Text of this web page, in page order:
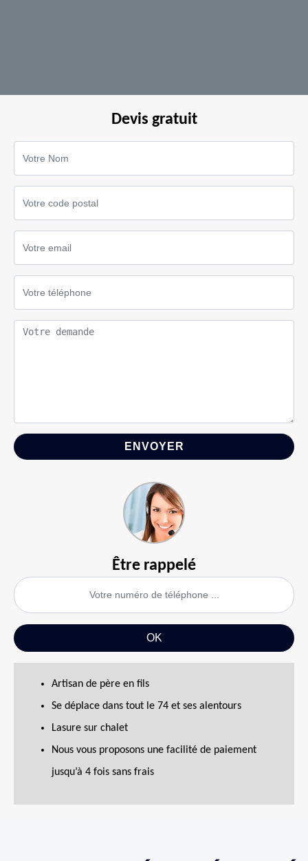
Devis gratuit
Être rappelé
Artisan de père en fils
Se déplace dans tout le 74 et ses alentours
Lasure sur chalet
Nous vous proposons une facilité de paiement
jusqu’à 4 fois sans frais